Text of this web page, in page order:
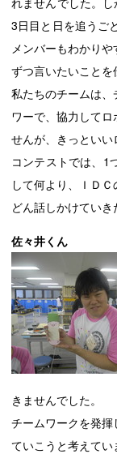
3日目と日を追うご
メンバーもわかり
ずつ言いたいことを
私たちのチームは
ワーで、協力して
せんが、きっといい
コンテストでは、1
して何より、ＩＤ
どん話しかけていき
佐々井くん
きませんでした。
チームワークを発
ていこうと考えて